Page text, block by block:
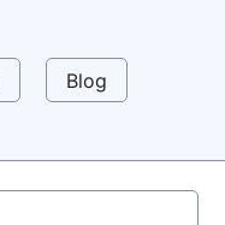
Blog